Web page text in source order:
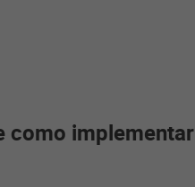
como implementar